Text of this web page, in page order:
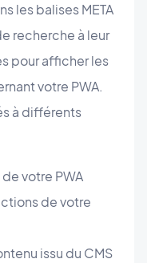
les balises META
recherche à leur
pour afficher les
votre PWA.
à différents
votre PWA
de votre
issu du CMS